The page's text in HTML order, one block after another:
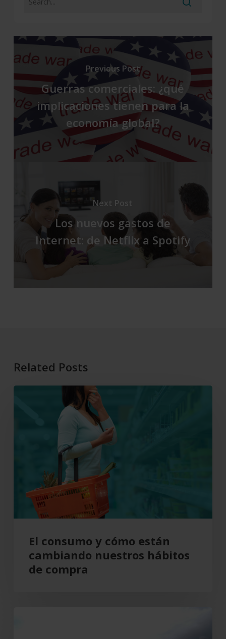
Previous Post
Guerras comerciales: ¿qué
implicaciones tienen para la
economía global?
Next Post
Los nuevos gastos de
Internet: de Netflix a Spotify
Related Posts
nuestros
hábitos
compra
El consumo y cómo están
cambiando nuestros hábitos
de compra